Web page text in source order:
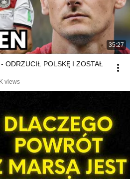
35:27
ODRZUCIŁ POLSKĘ I ZOSTAŁ
views